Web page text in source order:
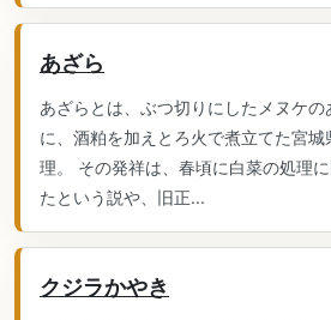
あざら
あざらとは、ぶつ切りにしたメヌケ
に、酒粕を加えとろ火で煮立てた宮
理。 その発祥は、春頃に白菜の処理
たという説や、旧正...
クジラかやき